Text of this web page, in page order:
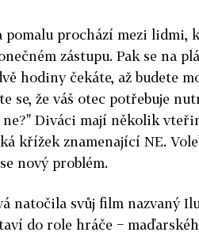
pomalu prochází mezi lidmi,
zástupu. Pak se na
hodiny čekáte, až budete
se, že váš otec potřebuje
Diváci mají několik
křížek znamenající NE.
nový problém.
natočila svůj film nazvaný
do role hráče −